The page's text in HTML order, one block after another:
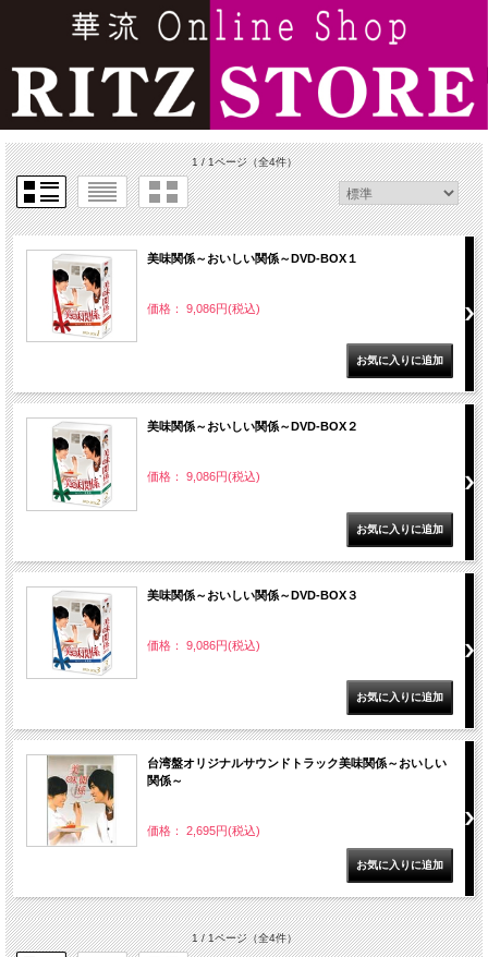
1 / 1ページ（全4件）
美味関係～おいしい関係～DVD-BOX１
価格： 9,086円(税込)
美味関係～おいしい関係～DVD-BOX２
価格： 9,086円(税込)
美味関係～おいしい関係～DVD-BOX３
価格： 9,086円(税込)
台湾盤オリジナルサウンドトラック美味関係～おいしい
関係～
価格： 2,695円(税込)
1 / 1ページ（全4件）